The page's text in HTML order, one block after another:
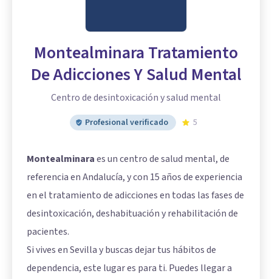
Montealminara Tratamiento
De Adicciones Y Salud Mental
Centro de desintoxicación y salud mental
Profesional verificado 5
Montealminaraes un centro de salud mental, de
referencia en Andalucía, y con 15 años de experiencia
en el tratamiento de adicciones en todas las fases de
desintoxicación, deshabituación y rehabilitación de
pacientes.
Si vives en Sevilla y buscas dejar tus hábitos de
dependencia, este lugar es para ti. Puedes llegar a